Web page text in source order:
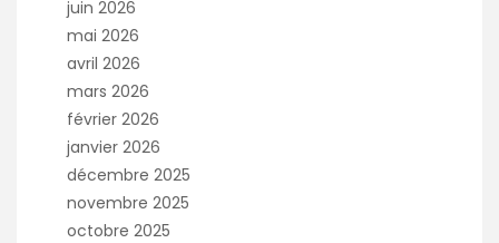
juin 2026
mai 2026
avril 2026
mars 2026
février 2026
janvier 2026
décembre 2025
novembre 2025
octobre 2025